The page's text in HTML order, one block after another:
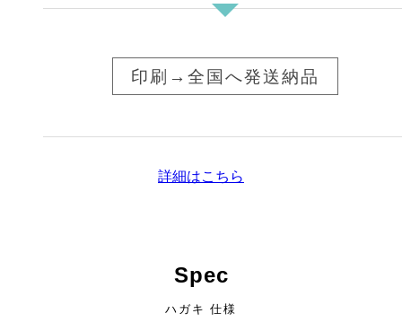
印刷→全国へ発送納品
詳細はこちら
Spec
ハガキ 仕様